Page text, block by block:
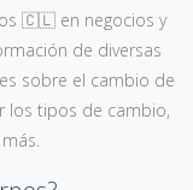
🇨🇱 en negocios y
de diversas
sobre el cambio de
los tipos de cambio,